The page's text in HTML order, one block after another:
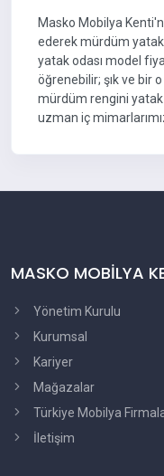
Masko Mobilya
ederek mürdüm
yatak odası model
öğrenebilir; şık ve bir
mürdüm rengini yatak
uzman iç
MASKO MOBİLYA
Yönetim Kurulu
Kurumsal
Kariyer
Mağazalar
Türkiye Mobilya
İletişim